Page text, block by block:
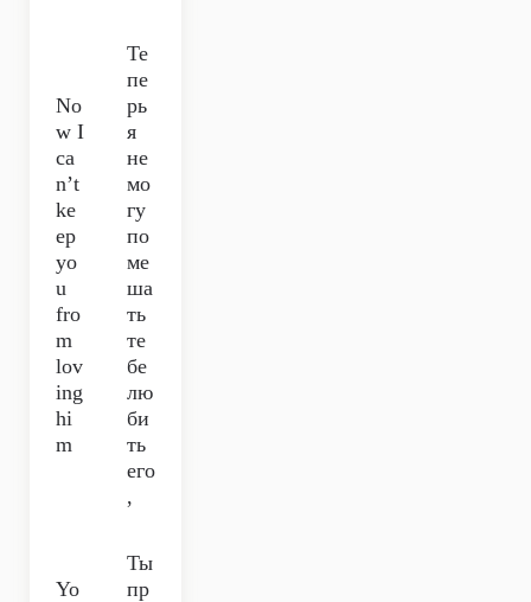
No
w I
ca
n’t
ke
ep
yo
u
fro
m
lov
ing
hi
m
Те
пе
рь
я
не
мо
гу
по
ме
ша
ть
те
бе
лю
би
ть
его
,
Yo
Ты
пр